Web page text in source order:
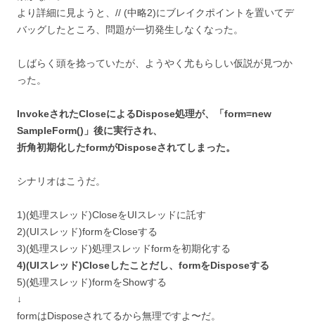
より詳細に見ようと、// (中略2)にブレイクポイントを置いてデ
バッグしたところ、問題が一切発生しなくなった。
しばらく頭を捻っていたが、ようやく尤もらしい仮説が見つか
った。
InvokeされたCloseによるDispose処理が、「form=new
SampleForm()」後に実行され、
折角初期化したformがDisposeされてしまった。
シナリオはこうだ。
1)(処理スレッド)CloseをUIスレッドに託す
2)(UIスレッド)formをCloseする
3)(処理スレッド)処理スレッドformを初期化する
4)(UIスレッド)Closeしたことだし、formをDisposeする
5)(処理スレッド)formをShowする
↓
formはDisposeされてるから無理ですよ〜だ。